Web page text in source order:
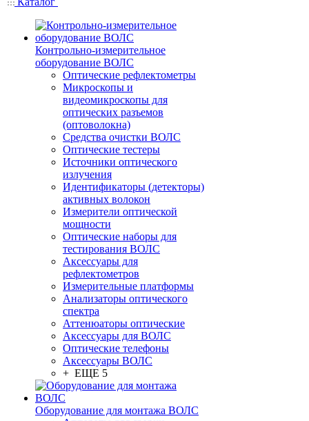
Контрольно-измерительное
оборудование ВОЛС
Оптические рефлектометры
Микроскопы и
видеомикроскопы для
оптических разъемов
(оптоволокна)
Средства очистки ВОЛС
Оптические тестеры
Источники оптического
излучения
Идентификаторы (детекторы)
активных волокон
Измерители оптической
мощности
Оптические наборы для
тестирования ВОЛС
Аксессуары для
рефлектометров
Измерительные платформы
Анализаторы оптического
спектра
Аттенюаторы оптические
Аксессуары для ВОЛС
Оптические телефоны
Аксессуары ВОЛС
+ ЕЩЕ 5
Оборудование для монтажа ВОЛС